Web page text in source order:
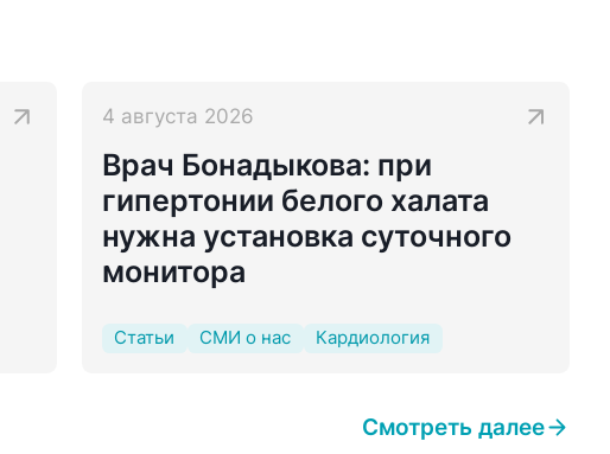
4 августа 2026
Врач Бонадыкова: при
гипертонии белого халата
нужна установка суточного
монитора
Статьи СМИ о нас Кардиология
Смотреть далее